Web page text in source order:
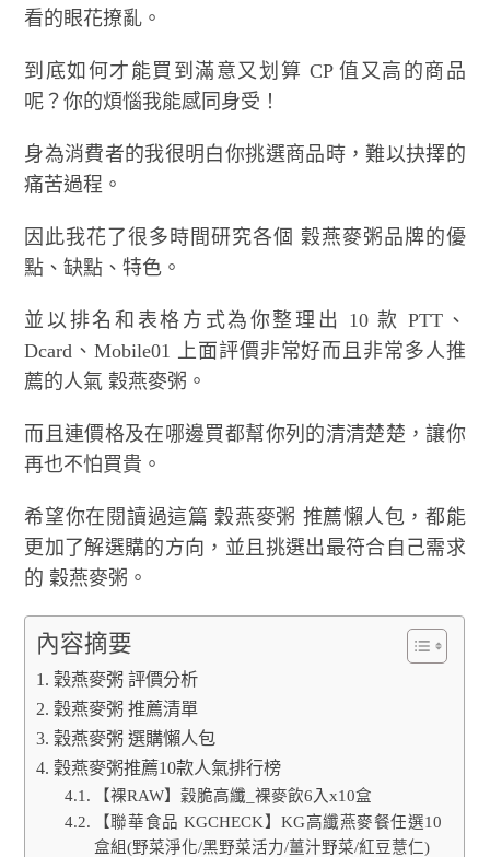
看的眼花撩亂。
到底如何才能買到滿意又划算 CP 值又高的商品
呢？你的煩惱我能感同身受！
身為消費者的我很明白你挑選商品時，難以抉擇的
痛苦過程。
因此我花了很多時間研究各個 穀燕麥粥品牌的優
點、缺點、特色。
並以排名和表格方式為你整理出 10 款 PTT、
Dcard、Mobile01 上面評價非常好而且非常多人推
薦的人氣 穀燕麥粥。
而且連價格及在哪邊買都幫你列的清清楚楚，讓你
再也不怕買貴。
希望你在閱讀過這篇 穀燕麥粥 推薦懶人包，都能
更加了解選購的方向，並且挑選出最符合自己需求
的 穀燕麥粥。
內容摘要
穀燕麥粥 評價分析
穀燕麥粥 推薦清單
穀燕麥粥 選購懶人包
穀燕麥粥推薦10款人氣排行榜
【裸RAW】穀脆高纖_裸麥飲6入x10盒
【聯華食品 KGCHECK】KG高纖燕麥餐任選10
盒組(野菜淨化/黑野菜活力/薑汁野菜/紅豆薏仁)